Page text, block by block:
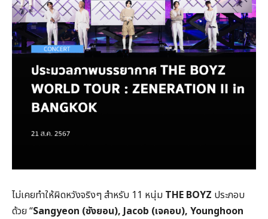
ไม่เคยทำให้ผิดหวังจริงๆ สำหรับ 11 หนุ่ม THE BOYZ ประกอบ
ด้วย “Sangyeon (ซังยอน), Jacob (เจคอบ), Younghoon